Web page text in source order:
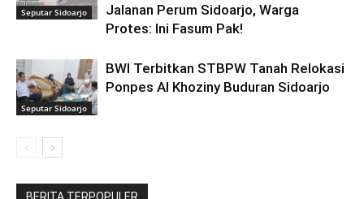
Seputar Sidoarjo
Jalanan Perum Sidoarjo, Warga
Protes: Ini Fasum Pak!
Seputar Sidoarjo
BWI Terbitkan STBPW Tanah Relokasi
Ponpes Al Khoziny Buduran Sidoarjo